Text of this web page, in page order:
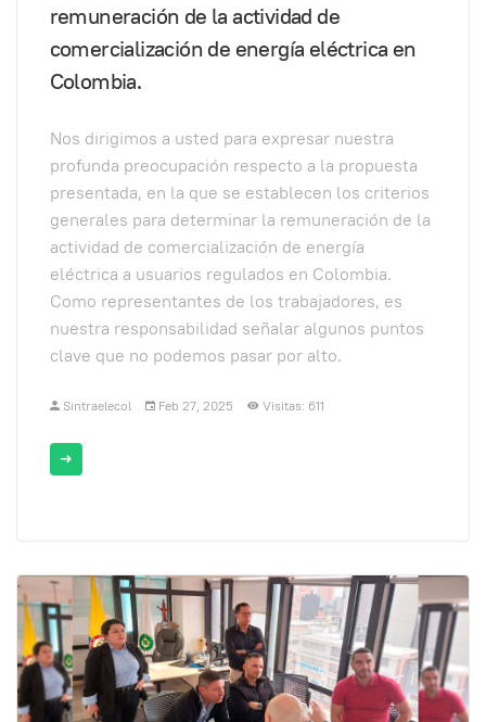
remuneración de la actividad de
comercialización de energía eléctrica en
Colombia.
Nos dirigimos a usted para expresar nuestra
profunda preocupación respecto a la propuesta
presentada, en la que se establecen los criterios
generales para determinar la remuneración de la
actividad de comercialización de energía
eléctrica a usuarios regulados en Colombia.
Como representantes de los trabajadores, es
nuestra responsabilidad señalar algunos puntos
clave que no podemos pasar por alto.
Sintraelecol Feb 27, 2025 Visitas: 611